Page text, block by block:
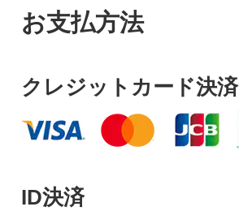
お支払方法
クレジットカード決済
ID決済